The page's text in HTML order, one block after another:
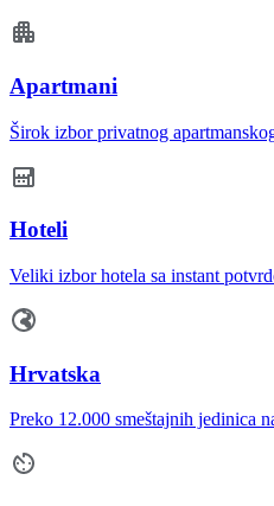
Apartmani
Širok izbor privatnog
Hoteli
Veliki izbor hotela sa instant
Hrvatska
Preko 12.000 smeštajnih jedinica